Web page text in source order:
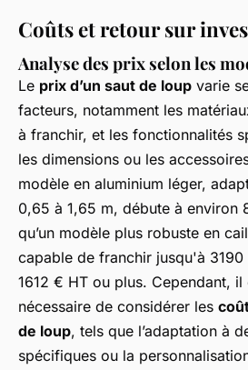
Coûts et retour sur
Analyse des prix selon les
Le prix d’un saut de loup varie
facteurs, notamment les
à franchir, et les fonctionnalités
les dimensions ou les
modèle en aluminium léger,
0,65 à 1,65 m, débute à environ
qu’un modèle plus robuste en
capable de franchir jusqu'à
1612 € HT ou plus. Cependant, il
nécessaire de considérer les
de loup, tels que l’adaptation à
spécifiques ou la